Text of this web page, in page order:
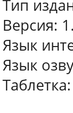
Тип
Версия:
Язык
Язык
Таблетка: